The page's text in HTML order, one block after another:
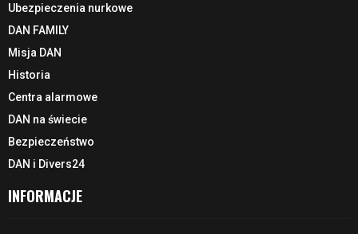
Ubezpieczenia nurkowe
DAN FAMILY
Misja DAN
Historia
Centra alarmowe
DAN na świecie
Bezpieczeństwo
DAN i Divers24
INFORMACJE